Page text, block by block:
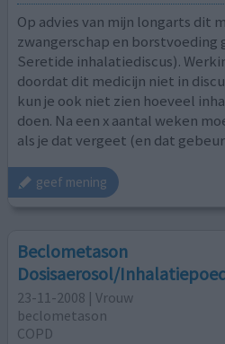
Op advies van mijn longarts dit
zwangerschap en
Seretide inhalatiediscus).
doordat dit medicijn niet in
kun je ook niet zien hoeveel
doen. Na een x aantal weken
als je dat vergeet (en dat
geef mening
Beclometason
Dosisaerosol/
23-11-2008 | Vrouw
beclometason
COPD